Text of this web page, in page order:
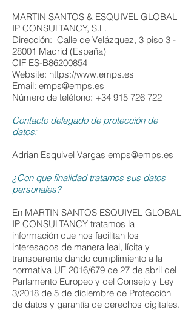
MARTIN SANTOS & ESQUIVEL GLOBAL
IP CONSULTANCY, S.L.
Dirección: Calle de Velázquez, 3 piso 3 -
28001 Madrid (España)
CIF ES-B86200854
Website: https://www.emps.es
Email: emps@emps.es
Número de teléfono: +34 915 726 722
Contacto delegado de protección de
datos:
Adrian Esquivel Vargas emps@emps.es
¿Con que finalidad tratamos sus datos
personales?
En MARTIN SANTOS ESQUIVEL GLOBAL
IP CONSULTANCY tratamos la
información que nos facilitan los
interesados de manera leal, lícita y
transparente dando cumplimiento a la
normativa UE 2016/679 de 27 de abril del
Parlamento Europeo y del Consejo y Ley
3/2018 de 5 de diciembre de Protección
de datos y garantía de derechos digitales.